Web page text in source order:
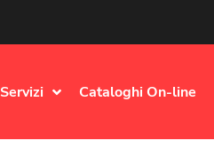
Servizi Cataloghi On-line